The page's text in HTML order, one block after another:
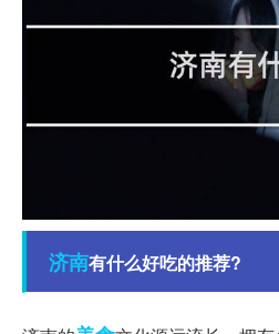
济南有什么好吃的推荐?